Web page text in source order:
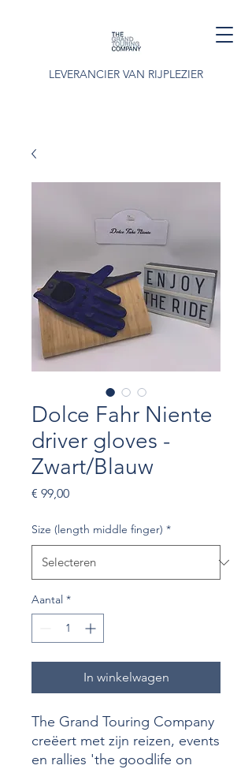
LEVERANCIER VAN RIJPLEZIER
Dolce Fahr Niente
driver gloves -
Zwart/Blauw
€ 99,00Prijs
Size (length middle finger) *
Aantal *
In winkelwagen
The Grand Touring Company
creëert met zijn reizen, events
en rallies 'the goodlife on